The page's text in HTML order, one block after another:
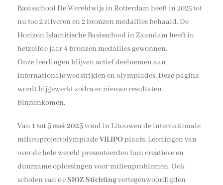
Basisschool De Wereldwijs in Rotterdam heeft in 2025 tot
nu toe 2 zilveren en 2 bronzen medailles behaald. De
Horizon Islamitische Basisschool in Zaandam heeft in
hetzelfde jaar 4 bronzen medailles gewonnen.
Onze leerlingen blijven actief deelnemen aan
internationale wedstrijden en olympiades. Deze pagina
wordt bijgewerkt zodra er nieuwe resultaten
binnenkomen.
Van1 tot 5 mei 2025vond in Litouwen de internationale
milieuprojectolympiadeVILIPOplaats. Leerlingen van
over de hele wereld presenteerden hun creatieve en
duurzame oplossingen voor milieuproblemen. Ook
scholen van de SIOZ Stichtingvertegenwoordigden